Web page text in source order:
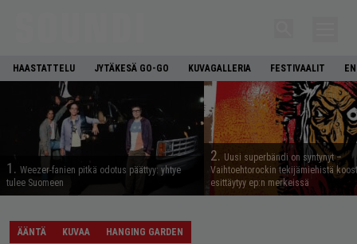
HAASTATTELU JYTÄKESÄ GO-GO KUVAGALLERIA FESTIVAALIT
1. Weezer-fanien pitkä odotus päättyy: yhtye
tulee Suomeen
2. Uusi superbändi on syntynyt –
Vaihtoehtorockin tekijämiehistä
esittäytyy ep:n merkeissä
ÄÄNTÄ KUVAA HANGING GARDEN